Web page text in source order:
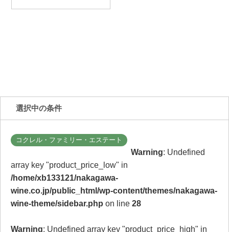
選択中の条件
コクレル・ファミリー・エステート
Warning: Undefined
array key "product_price_low" in
/home/xb133121/nakagawa-
wine.co.jp/public_html/wp-content/themes/nakagawa-
wine-theme/sidebar.php on line 28
Warning: Undefined array key "product_price_high" in